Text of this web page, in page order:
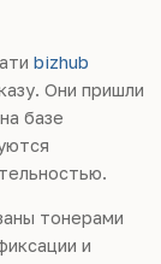
bizhub
Они пришли
базе
тонерами
и